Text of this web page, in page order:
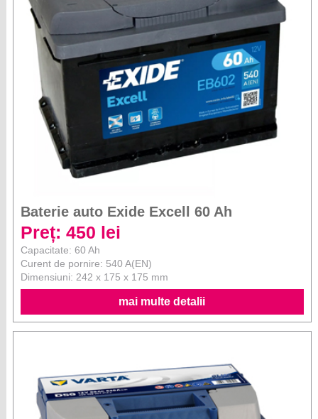
Baterie auto Exide Excell 60 Ah
Preț: 450 lei
Capacitate: 60 Ah
Curent de pornire: 540 A(EN)
Dimensiuni: 242 x 175 x 175 mm
mai multe detalii